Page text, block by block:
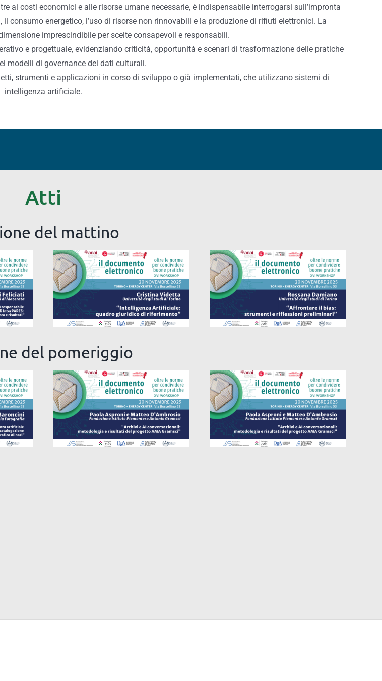
ai costi economici e alle risorse umane necessarie, è indispensabile interrogarsi sull’impronta
consumo energetico, l’uso di risorse non rinnovabili e la produzione di rifiuti elettronici. La
imprescindibile per scelte consapevoli e responsabili.
e progettuale, evidenziando criticità, opportunità e scenari di trasformazione delle pratiche
modelli di governance dei dati culturali.
strumenti e applicazioni in corso di sviluppo o già implementati, che utilizzano sistemi di
intelligenza artificiale.
Atti
del mattino
AI
e
Intelligenza artificiale:
quadro giuridico di
riferimento
Affrontare il bias.
Strumenti e riflessioni
preliminari
del pomeriggio
e
Archivi e AI
conversazionali:
metodologia e risultati del
progetto AMA Gramsci
Integrare le conoscenze:
strumenti di AI per
l’arricchimento semantico